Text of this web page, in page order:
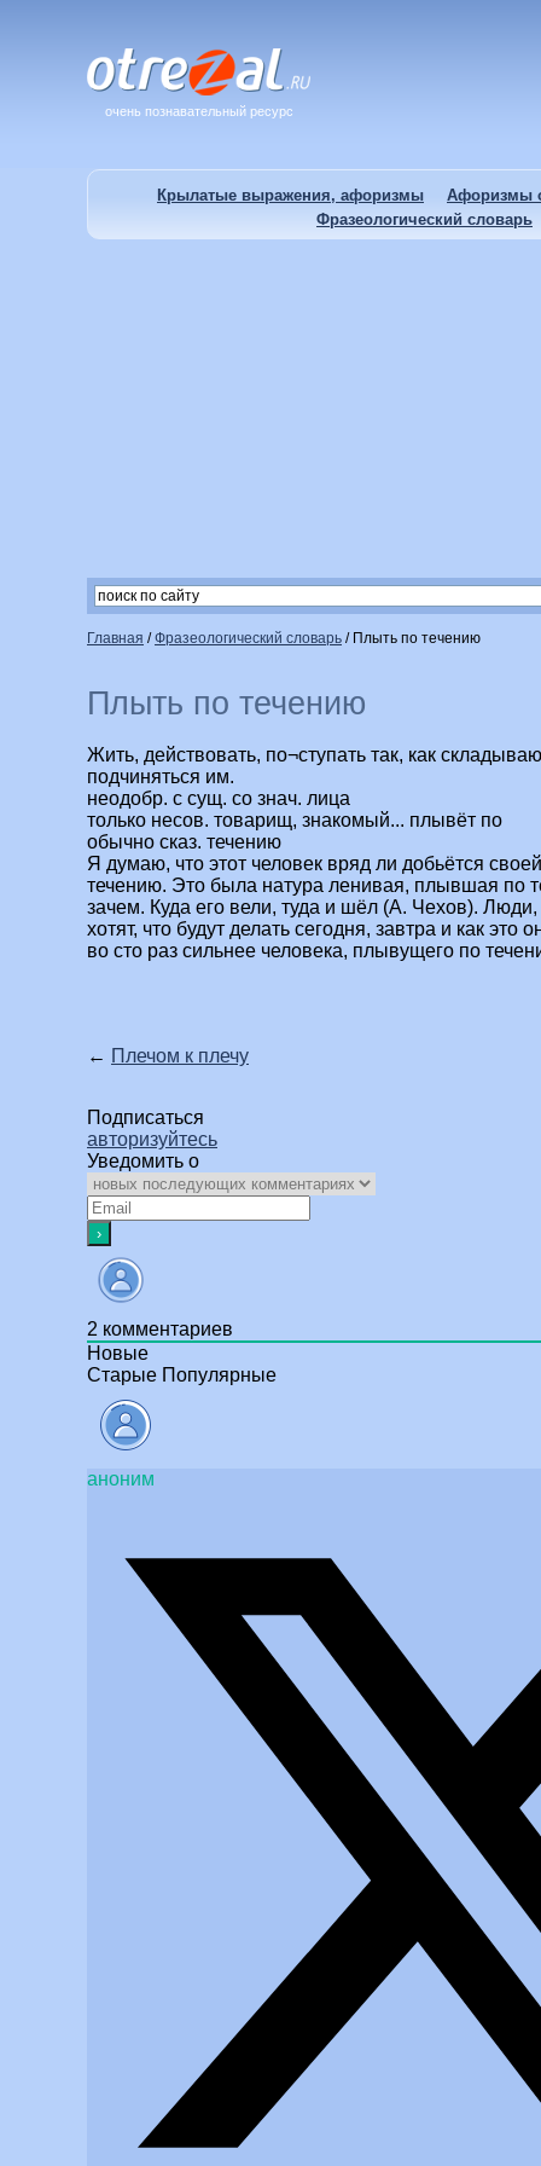
очень познавательный ресурс
Крылатые выражения, афоризмы
Афоризмы
Фразеологический словарь
Главная /Фразеологический словарь / Плыть по течению
Плыть по течению
Жить, действовать, по¬ступать так, как
подчиняться им.
неодобр. с сущ. со знач. лица
только несов. товарищ, знакомый... плывёт по
обычно сказ. течению
Я думаю, что этот человек вряд ли добьётся
течению. Это была натура ленивая, плывшая по
зачем. Куда его вели, туда и шёл (А. Чехов).
хотят, что будут делать сегодня, завтра и как это
во сто раз сильнее человека, плывущего по
← Плечом к плечу
Подписаться
авторизуйтесь
Уведомить о
2 комментариев
Новые
Старые Популярные
аноним